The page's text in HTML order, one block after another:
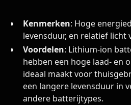
Kenmerken: Hoge
levensduur, en relatief licht
Voordelen: Lithium-ion
hebben een hoge laad- en
ideaal maakt voor
een langere levensduur in
andere batterijtypes.